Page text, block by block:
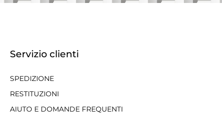
Servizio clienti
SPEDIZIONE
RESTITUZIONI
AIUTO E DOMANDE FREQUENTI